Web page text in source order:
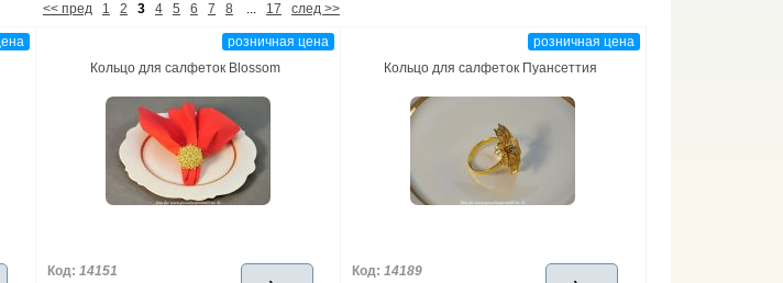
<< пред
1 2 3 4 5 6 7 8 ... 17 след >>
розничная цена
Кольцо для салфеток Blossom
Код: 14151
розничная цена
Кольцо для салфеток Пуансеттия
Код: 14189